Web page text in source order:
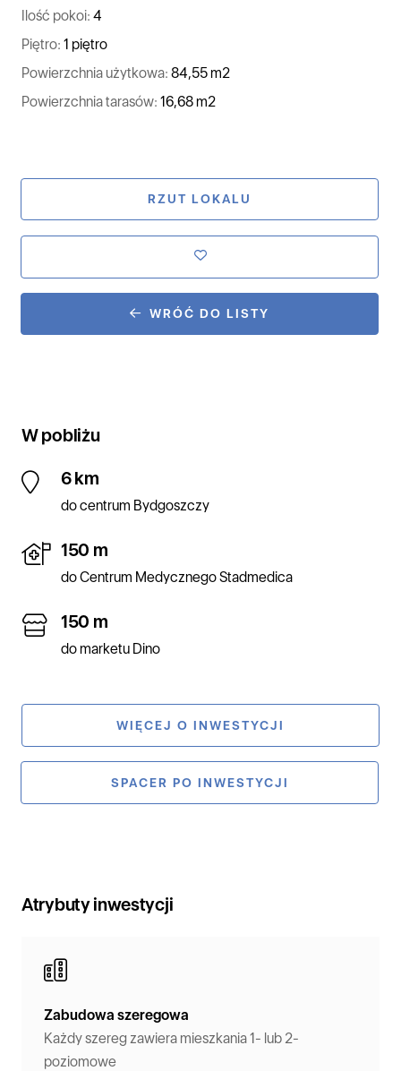
Ilość pokoi: 4
Piętro: 1 piętro
Powierzchnia użytkowa: 84,55 m2
Powierzchnia tarasów: 16,68 m2
RZUT LOKALU
WRÓĆ DO LISTY
W pobliżu
6 km
do centrum Bydgoszczy
150 m
do Centrum Medycznego Stadmedica
150 m
do marketu Dino
WIĘCEJ O INWESTYCJI
SPACER PO INWESTYCJI
Atrybuty inwestycji
Zabudowa szeregowa
Każdy szereg zawiera mieszkania 1- lub 2-
poziomowe